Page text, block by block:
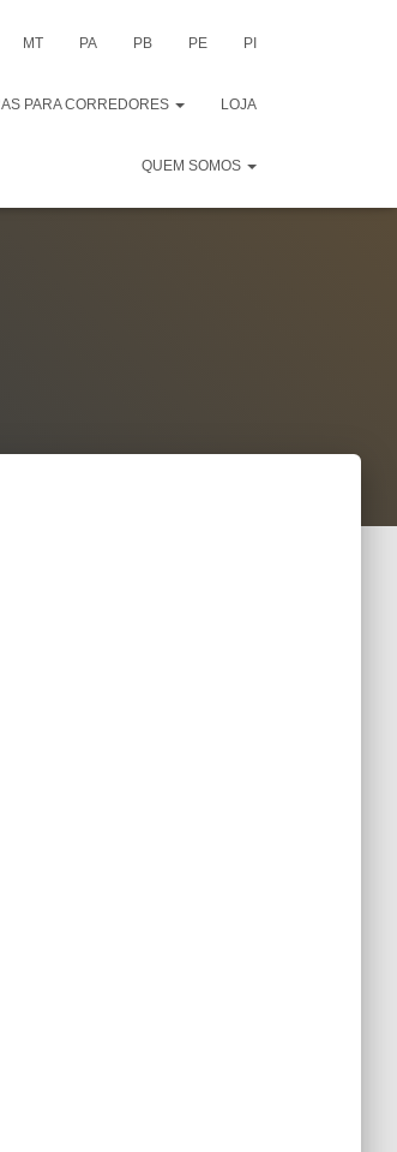
MT PA PB PE PI
PARA CORREDORES LOJA
QUEM SOMOS